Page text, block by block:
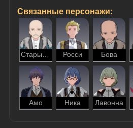
Связанные персонажи:
Старый Гёте Росси Бова
Амо Ника Лавонна